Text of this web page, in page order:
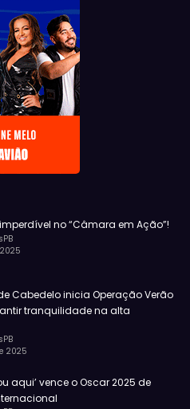
no “Câmara em Ação”!
Cabedelo inicia Operação Verão
tranquilidade na alta
2025
aqui’ vence o Oscar 2025 de